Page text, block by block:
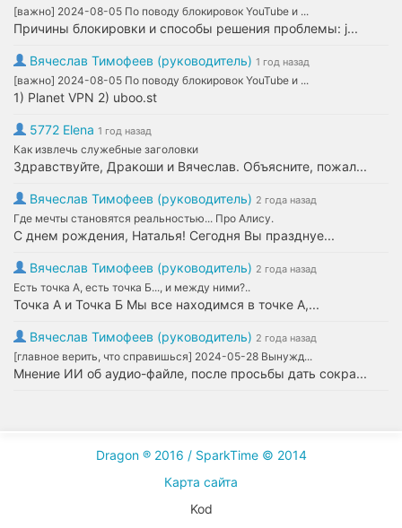
[важно] 2024-08-05 По поводу блокировок YouTube и ...
Причины блокировки и способы решения проблемы: j...
Вячеслав Тимофеев (руководитель) 1 год назад
[важно] 2024-08-05 По поводу блокировок YouTube и ...
1) Planet VPN 2) uboo.st
5772 Elena 1 год назад
Как извлечь служебные заголовки
Здравствуйте, Дракоши и Вячеслав. Объясните, пожал...
Вячеслав Тимофеев (руководитель) 2 года назад
Где мечты становятся реальностью... Про Алису.
С днем рождения, Наталья! Сегодня Вы празднуе...
Вячеслав Тимофеев (руководитель) 2 года назад
Есть точка А, есть точка Б..., и между ними?..
Точка А и Точка Б Мы все находимся в точке А,...
Вячеслав Тимофеев (руководитель) 2 года назад
[главное верить, что справишься] 2024-05-28 Вынужд...
Мнение ИИ об аудио-файле, после просьбы дать сокра...
Dragon ® 2016 / SparkTime © 2014
Карта сайта
Kod